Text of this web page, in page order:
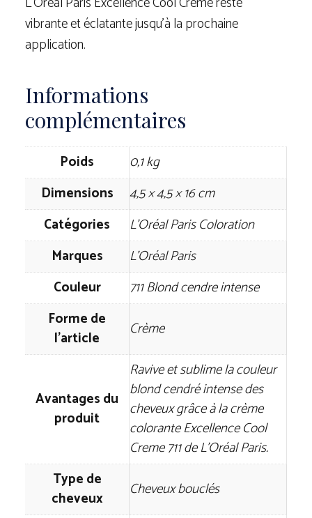
vibrante et éclatante jusqu’à la prochaine
application.
Informations
complémentaires
Poids
0,1 kg
Dimensions
4,5 × 4,5 × 16 cm
Catégories
L'Oréal Paris Coloration
Marques
L'Oréal Paris
Couleur
711 Blond cendre intense
Forme de
l'article
Crème
Avantages du
produit
Ravive et sublime la couleur
blond cendré intense des
cheveux grâce à la crème
colorante Excellence Cool
Creme 711 de L'Oréal Paris.
Type de
cheveux
Cheveux bouclés